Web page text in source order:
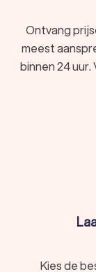
Ontvang
meest
binnen 24
Kies de